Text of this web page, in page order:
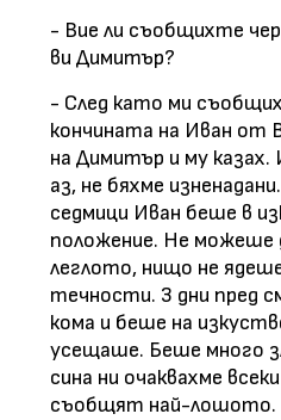
- Вие ли съобщихте
ви Димитър?
- След като ми
кончината на Иван от
на Димитър и му
аз, не бяхме
седмици Иван беше в
положение. Не можеше
леглото, нищо не
течности. 3 дни пред
кома и беше на
усещаше. Беше много
сина ни очаквахме
съобщят най-лошото.